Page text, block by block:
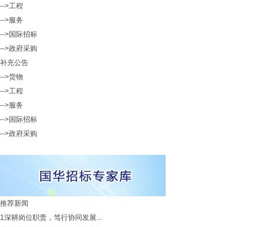
-->工程
-->服务
-->国际招标
-->政府采购
补充公告
-->货物
-->工程
-->服务
-->国际招标
-->政府采购
推荐新闻
1深耕岗位职责，笃行协同发展...